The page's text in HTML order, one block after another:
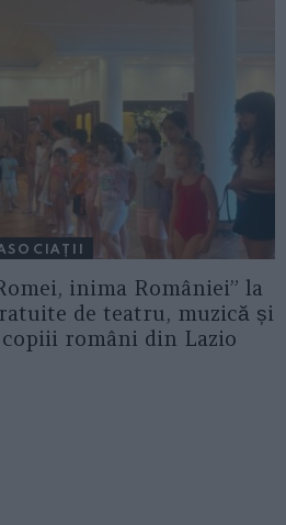
inima României” la
de teatru, muzică și
români din Lazio